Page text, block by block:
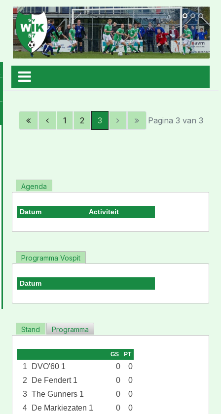
1 2 3 Pagina 3 van 3
Agenda
Datum Activiteit
Programma Vospit
Datum
Stand Programma
GS PT
1 DVO'60 1 0
0
2
De Fendert 1 0
0
3 The Gunners 1 0
0
4
De Markiezaten 1 0
0